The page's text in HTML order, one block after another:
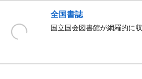
全国書誌
国立国会図書館が網羅的に